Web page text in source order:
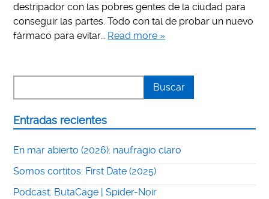
destripador con las pobres gentes de la ciudad para
conseguir las partes. Todo con tal de probar un nuevo
fármaco para evitar… Read more »
Entradas recientes
En mar abierto (2026): naufragio claro
Somos cortitos: First Date (2025)
Podcast: ButaCage | Spider-Noir